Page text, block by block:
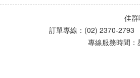
佳
訂單專線：(02) 2370-
專線服務時間